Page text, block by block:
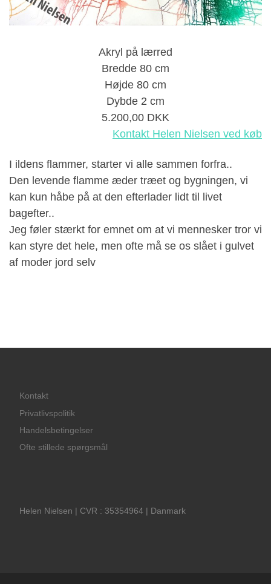
Akryl på lærred
Bredde 80 cm
Højde 80 cm
Dybde 2 cm
5.200,00 DKK
Kontakt Helen Nielsen ved køb
I ildens flammer, starter vi alle sammen forfra..
Den levende flamme æder træet og bygningen, vi
kan kun håbe på at den efterlader lidt til livet
bagefter..
Jeg føler stærkt for emnet om at vi mennesker tror vi
kan styre det hele, men ofte må se os slået i gulvet
af moder jord selv
Kontakt
Privatlivspolitik
Handelsbetingelser
Ofte stillede spørgsmål
Helen Nielsen | CVR : 35354964 | Danmark